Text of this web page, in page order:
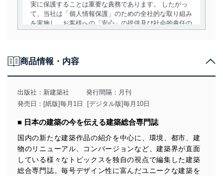
実に保護することは重要な責務であります。 したがっ
て、当社は「個人情報保護」のための全社的な取り組み
を実施し、お客様への「安心」の提供及び社会的責任の
用目的を明確にし、本人の同意を得たうえで利用目的の
達成に必要な範囲内で適法かつ公正な手段によって取
得・利用・提供を行います。また、当社が保有している
個人情報は、同意を得ずに目的外利用、第三者への提
みを確実にするため、従業者等の教育を徹底してまいり
ます。また、目的外利用を行わないために、適切な管理
措置を講じます。
法令遵守
商品情報・内容
出版社： 新建築社
発行間隔：月刊
発売日：[紙版]毎月1日 [デジタル版]毎月10日
■ 日本の建築の今を伝える建築総合専門誌
国内の新たな建築作品の紹介を中心に、環境、都市、建
物のリニューアル、コンバージョンなど、建築界が直面
している様々なトピックスを独自の視点で編集した建築
総合専門誌。毎号デザイン性に富んだユニークな建築を